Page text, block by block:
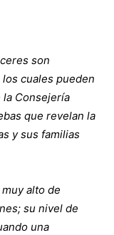
son
cuales pueden
la Consejería
que revelan la
y sus familias
alto de
su nivel de
una